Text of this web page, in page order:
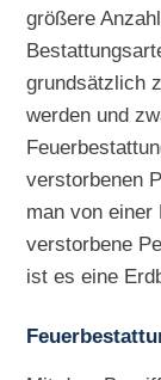
größere
grundsätzlich
werden und
verstorbenen
man von einer
verstorbene
ist es eine